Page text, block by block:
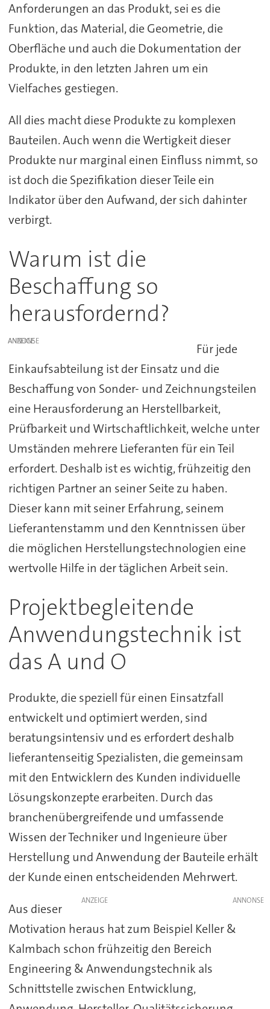
Anforderungen an das Produkt, sei es die
Funktion, das Material, die Geometrie, die
Oberfläche und auch die Dokumentation der
Produkte, in den letzten Jahren um ein
Vielfaches gestiegen.
All dies macht diese Produkte zu komplexen
Bauteilen. Auch wenn die Wertigkeit dieser
Produkte nur marginal einen Einfluss nimmt, so
ist doch die Spezifikation dieser Teile ein
Indikator über den Aufwand, der sich dahinter
verbirgt.
Warum ist die
Beschaffung so
herausfordernd?
ANZEIGE
Für jede
Einkaufsabteilung ist der Einsatz und die
Beschaffung von Sonder- und Zeichnungsteilen
eine Herausforderung an Herstellbarkeit,
Prüfbarkeit und Wirtschaftlichkeit, welche unter
Umständen mehrere Lieferanten für ein Teil
erfordert. Deshalb ist es wichtig, frühzeitig den
richtigen Partner an seiner Seite zu haben.
Dieser kann mit seiner Erfahrung, seinem
Lieferantenstamm und den Kenntnissen über
die möglichen Herstellungstechnologien eine
wertvolle Hilfe in der täglichen Arbeit sein.
Projektbegleitende
Anwendungstechnik ist
das A und O
Produkte, die speziell für einen Einsatzfall
entwickelt und optimiert werden, sind
beratungsintensiv und es erfordert deshalb
lieferantenseitig Spezialisten, die gemeinsam
mit den Entwicklern des Kunden individuelle
Lösungskonzepte erarbeiten. Durch das
branchenübergreifende und umfassende
Wissen der Techniker und Ingenieure über
Herstellung und Anwendung der Bauteile erhält
der Kunde einen entscheidenden Mehrwert.
ANZEIGE
Aus dieser
Motivation heraus hat zum Beispiel Keller &
Kalmbach schon frühzeitig den Bereich
Engineering & Anwendungstechnik als
Schnittstelle zwischen Entwicklung,